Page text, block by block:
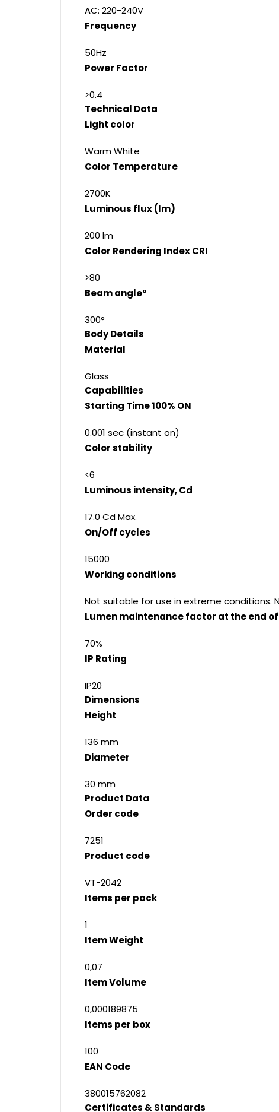
AC: 220-240V
Frequency
50Hz
Power Factor
>0.4
Technical Data
Light color
Warm White
Color Temperature
2700K
Luminous flux (lm)
200 lm
Color Rendering Index CRI
>80
Beam angle°
300°
Body Details
Material
Glass
Capabilities
Starting Time 100% ON
0.001 sec (instant on)
Color stability
<6
Luminous intensity, Cd
17.0 Cd Max.
On/Off cycles
15000
Working conditions
Not suitable for use in extreme conditions.
Lumen maintenance factor at the end
70%
IP Rating
IP20
Dimensions
Height
136 mm
Diameter
30 mm
Product Data
Order code
7251
Product code
VT-2042
Items per pack
1
Item Weight
0,07
Item Volume
0,000189875
Items per box
100
EAN Code
380015762082
Certificates & Standards